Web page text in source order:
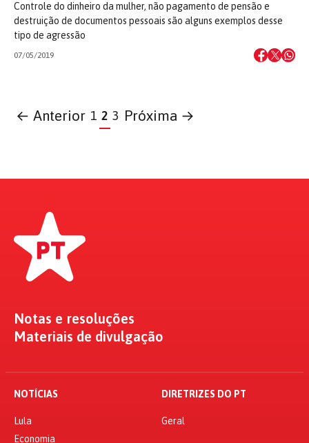
Controle do dinheiro da mulher, não pagamento de pensão e
destruição de documentos pessoais são alguns exemplos desse
tipo de agressão
07/05/2019
← Anterior 1 2 3 Próxima →
Notas e resoluções
Materiais de divulgação
NOTÍCIAS
Lula
Economia
DIRETRIZES DO PT
Geral